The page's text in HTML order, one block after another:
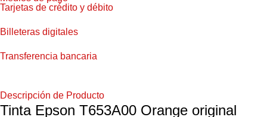
Tarjetas de crédito y débito
Billeteras digitales
Transferencia bancaria
Descripción de Producto
Tinta Epson T653A00 Orange original